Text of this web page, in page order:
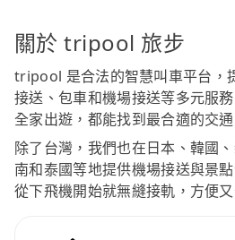
關於 tripool 旅步
tripool 是合法的智慧叫車平台，
接送、包車和機場接送等多元服
全家出遊，都能找到最合適的交通
除了台灣，我們也在日本、韓國
南和泰國等地提供機場接送與景
從下飛機開始就無縫接軌，方便又